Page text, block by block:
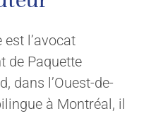
est l’avocat
de Paquette
dans l’Ouest-de-
à Montréal, il